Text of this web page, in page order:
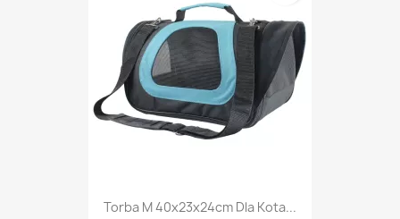
Torba M 40x23x24cm Dla Kota...